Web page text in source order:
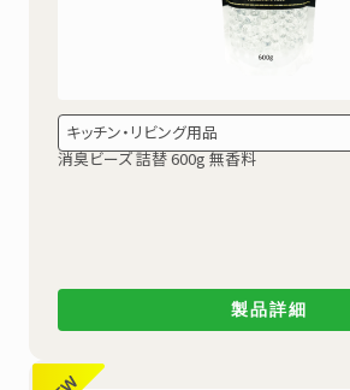
キッチン・リビング用品
消臭ビーズ 詰替 600g 無香料
製品詳細